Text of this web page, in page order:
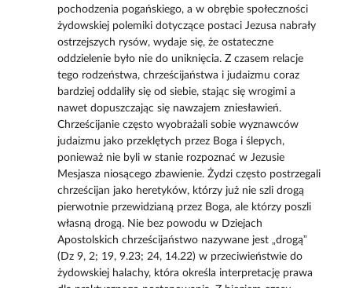
pochodzenia pogańskiego, a w obrębie społeczności
żydowskiej polemiki dotyczące postaci Jezusa nabrały
ostrzejszych rysów, wydaje się, że ostateczne
oddzielenie było nie do uniknięcia. Z czasem relacje
tego rodzeństwa, chrześcijaństwa i judaizmu coraz
bardziej oddaliły się od siebie, stając się wrogimi a
nawet dopuszczając się nawzajem zniesławień.
Chrześcijanie często wyobrażali sobie wyznawców
judaizmu jako przeklętych przez Boga i ślepych,
ponieważ nie byli w stanie rozpoznać w Jezusie
Mesjasza niosącego zbawienie. Żydzi często postrzegali
chrześcijan jako heretyków, którzy już nie szli drogą
pierwotnie przewidzianą przez Boga, ale którzy poszli
własną drogą. Nie bez powodu w Dziejach
Apostolskich chrześcijaństwo nazywane jest „drogą”
(Dz 9, 2; 19, 9.23; 24, 14.22) w przeciwieństwie do
żydowskiej halachy, która określa interpretację prawa